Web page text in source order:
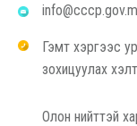
Гэмт хэргээс
зохицуулах
Олон нийттэй